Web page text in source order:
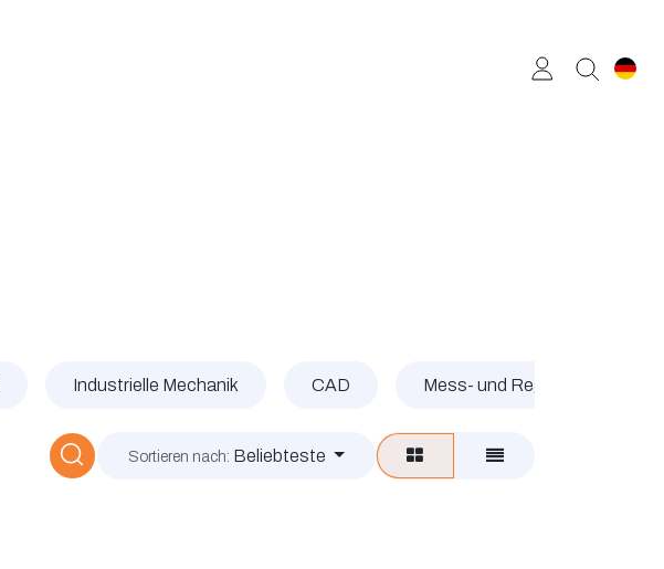
Industrielle Mechanik CAD Mess- und Regelungstechnik
Sortieren nach: Beliebteste